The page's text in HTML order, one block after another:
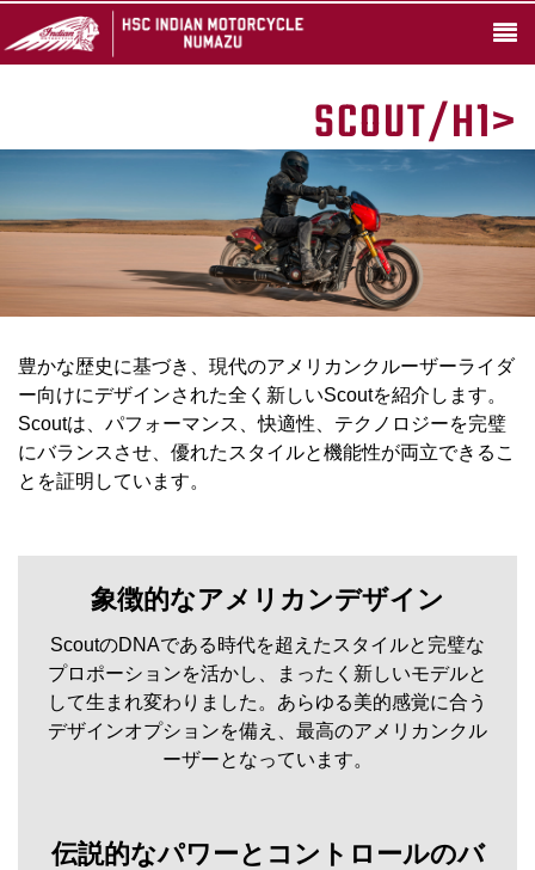
SCOUT/H1>
豊かな歴史に基づき、現代のアメリカンクルーザーライダ
ー向けにデザインされた全く新しいScoutを紹介します。
Scoutは、パフォーマンス、快適性、テクノロジーを完璧
にバランスさせ、優れたスタイルと機能性が両立できるこ
とを証明しています。
象徴的なアメリカンデザイン
ScoutのDNAである時代を超えたスタイルと完璧な
プロポーションを活かし、まったく新しいモデルと
して生まれ変わりました。あらゆる美的感覚に合う
デザインオプションを備え、最高のアメリカンクル
ーザーとなっています。
伝説的なパワーとコントロールのバ